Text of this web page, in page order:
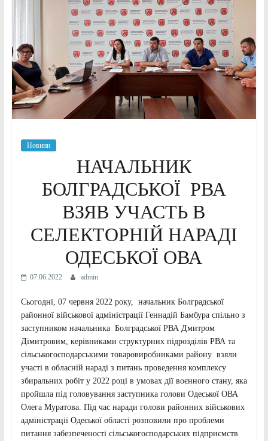
Новини
НАЧАЛЬНИК
БОЛГРАДСЬКОЇ РВА
ВЗЯВ УЧАСТЬ В
СЕЛЕКТОРНІЙ НАРАДІ
ОДЕСЬКОЇ ОВА
07.06.2022 admin
Сьогодні, 07 червня 2022 року, начальник Болградської
районної військової адміністрації Геннадій Бамбура спільно з
заступником начальника Болградської РВА Дмитром
Дімитровим, керівниками структурних підрозділів РВА та
сільськогосподарськими товаровиробниками району взяли
участі в обласній нараді з питань проведення комплексу
збиральних робіт у 2022 році в умовах дії воєнного стану, яка
пройшла під головування заступника голови Одеської ОВА
Олега Муратова. Під час наради голови районних військових
адміністрації Одеської області розповили про проблеми
питання забезпеченості сільськогосподарських підприємств